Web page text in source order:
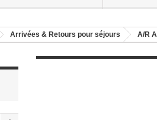
Arrivées & Retours pour séjours A/R